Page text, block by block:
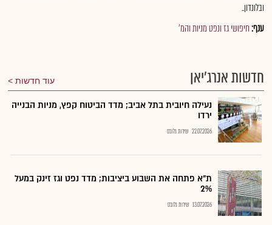
ובלונדון..
ענף:חיפושי גז ונפט מניות והמ'
חדשות אנרג'יאן עוד חדשות
נעילה חיובית בתל אביב; מדד הביטוח קפץ, מניות הבנייה
ירדו
22.07.2026 שירות גלובס
ת"א פתחה את השבוע ביציבות; מדד נפט וגז זינק במעל
2%
13.07.2026 שירות גלובס